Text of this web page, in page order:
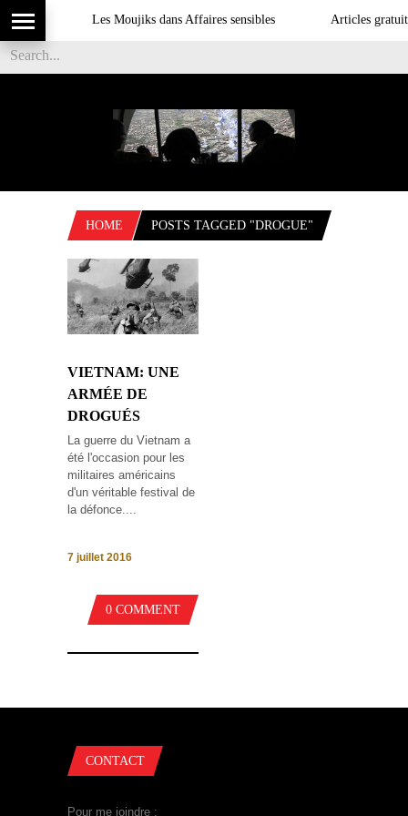
Les Moujiks dans Affaires sensibles Articles
HOME POSTS TAGGED "DROGUE"
VIETNAM: UNE
ARMÉE DE
DROGUÉS
La guerre du Vietnam a
été l'occasion pour les
militaires américains
d'un véritable festival de
la défonce....
7 juillet 2016
0 COMMENT
CONTACT
Pour me joindre :